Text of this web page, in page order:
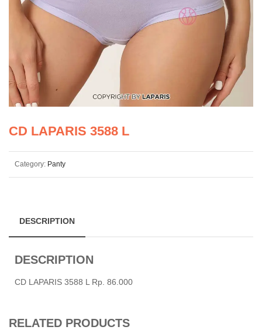
CD LAPARIS 3588 L
Category: Panty
DESCRIPTION
DESCRIPTION
CD LAPARIS 3588 L Rp. 86.000
RELATED PRODUCTS